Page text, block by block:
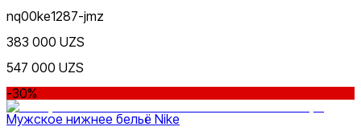
nq00ke1287-jmz
383 000 UZS
547 000 UZS
-30%
Мужское нижнее бельё Nike